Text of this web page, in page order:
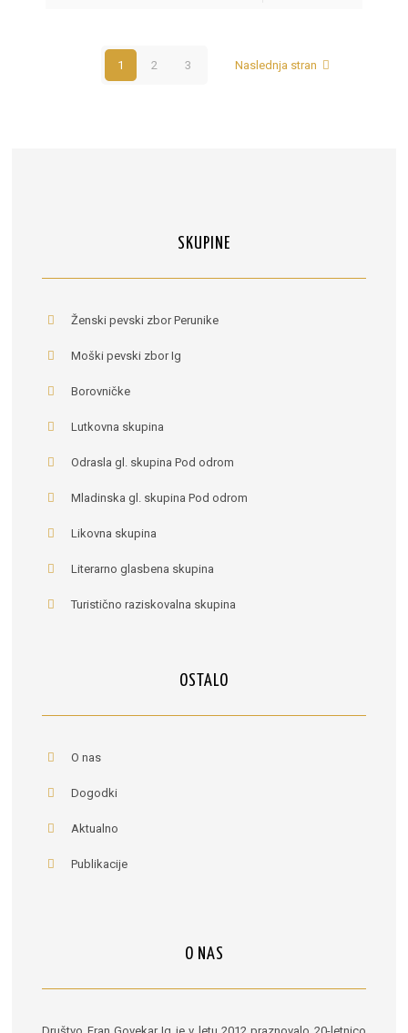
1 2 3 Naslednja stran
SKUPINE
Ženski pevski zbor Perunike
Moški pevski zbor Ig
Borovničke
Lutkovna skupina
Odrasla gl. skupina Pod odrom
Mladinska gl. skupina Pod odrom
Likovna skupina
Literarno glasbena skupina
Turistično raziskovalna skupina
OSTALO
O nas
Dogodki
Aktualno
Publikacije
O NAS